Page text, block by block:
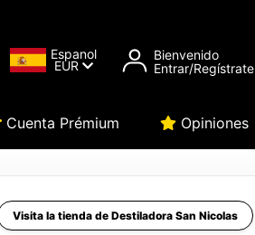
Espanol
EUR
Bienvenido
Entrar/Regístrate
Cuenta Prémium Opiniones
Visita la tienda de Destiladora San Nicolas